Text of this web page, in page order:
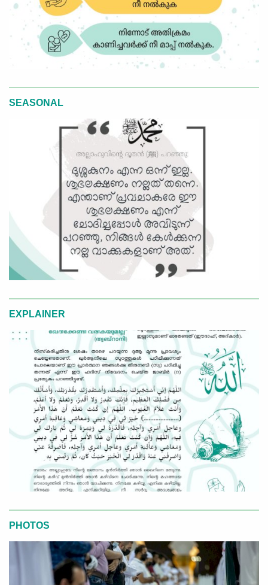
SEASONAL
EXPLAINER
PHOTOS